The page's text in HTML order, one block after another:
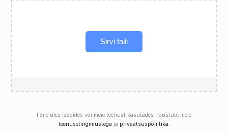
Sirvi faili
Faile üles laadides või meie teenust kasutades nõustute meie
teenusetingimustega ja privaatsuspoliitika.